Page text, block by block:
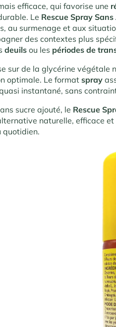
efficace, qui favorise une
Le Rescue Spray
au surmenage et aux
des contextes plus
deuilsou les périodes de
sur de la glycérine végétale
optimale. Le formatspray
instantané, sans
sucre ajouté, le Rescue
naturelle, efficace
quotidien.